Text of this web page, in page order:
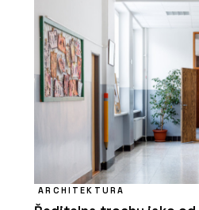
ARCHITEKTURA